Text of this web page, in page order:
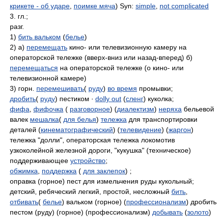
крикете - об ударе поимке мяча) Syn: simple not complicated
3. гл.;
разг.
1) бить вальком (белье)
2) а) перемещать кино- или телевизионную камеру на
операторской тележке (вверх-вниз или назад-вперед) б)
перемещаться на операторской тележке (о кино- или
телевизионной камере)
3) горн. перемешивать( руду) во время промывки;
дробить( руду) пестиком ∙ dolly out (сленг) куколка;
фифа фифочка ( разговорное) (диалектизм) неряха бельевой
валек мешалка( для белья) тележка для транспортировки
деталей (кинематографический) (телевидение) (жаргон)
тележка "долли", операторская тележка локомотив
узкоколейной железной дороги, "кукушка" (техническое)
поддерживающее устройство;
обжимка
поддержка ( для заклепок) ;
оправка (горное) пест для измельчения руды кукольный;
детский, ребяческий легкий, простой, несложный бить
отбивать( белье) вальком (горное) (профессионализм) дробить
пестом (руду) (горное) (профессионализм) добывать (золото)